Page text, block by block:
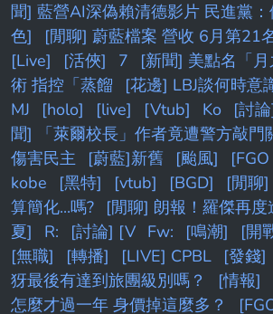
聞] 藍營AI深偽賴清德影片 民進黨
色]
[閒聊] 蔚藍檔案 營收 6月第21
[Live]
[活俠] 7
[新聞] 美點名「
術 指控「蒸餾
[花邊] LBJ談何時意
MJ
[holo] [live] [Vtub] Ko [討
聞] 「萊爾校長」作者竟遭警方敲門
傷害民主
[蔚藍]新舊 [颱風] [FGO
kobe
[黑特] [vtub] [BGD]
[閒聊
算簡化...嗎?
[閒聊] 朗報！羅傑再度
夏]
R: [討論] [V Fw: [鳴潮] [開
[無職]
[轉播] [LIVE] CPBL [發錢]
犽最後有達到旅團級別嗎？
[情報]
怎麼才過一年 身價掉這麼多？